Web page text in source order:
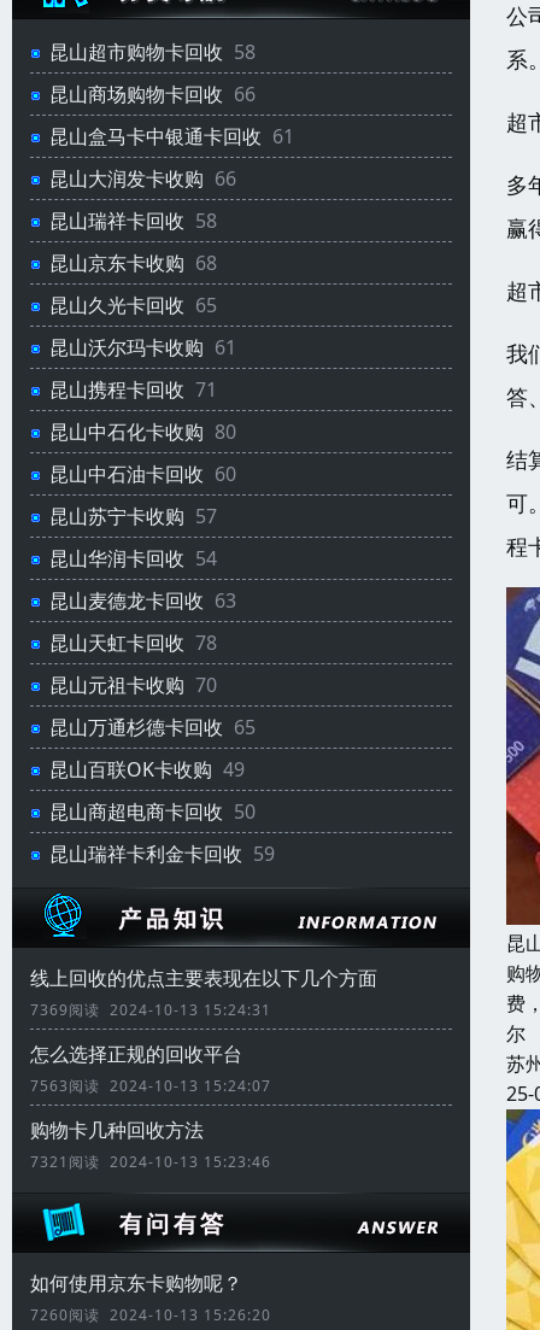
昆山超市购物卡回收 58
昆山商场购物卡回收 66
昆山盒马卡中银通卡回收 61
昆山大润发卡收购 66
昆山瑞祥卡回收 58
昆山京东卡收购 68
昆山久光卡回收 65
昆山沃尔玛卡收购 61
昆山携程卡回收 71
昆山中石化卡收购 80
昆山中石油卡回收 60
昆山苏宁卡收购 57
昆山华润卡回收 54
昆山麦德龙卡回收 63
昆山天虹卡回收 78
昆山元祖卡收购 70
昆山万通杉德卡回收 65
昆山百联OK卡收购 49
昆山商超电商卡回收 50
昆山瑞祥卡利金卡回收 59
线上回收的优点主要表现在以下几个方面
7369阅读 2024-10-13 15:24:31
怎么选择正规的回收平台
7563阅读 2024-10-13 15:24:07
购物卡几种回收方法
7321阅读 2024-10-13 15:23:46
如何使用京东卡购物呢？
7260阅读 2024-10-13 15:26:20
公
系
超
多
赢
超
我
答
结
可
程
昆
购
费
尔
苏
25-